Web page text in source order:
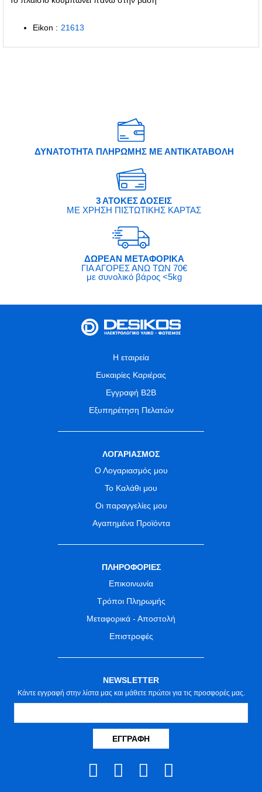
Eikon : 21613
ΔΥΝΑΤΟΤΗΤΑ ΠΛΗΡΩΜΗΣ ΜΕ ΑΝΤΙΚΑΤΑΒΟΛΗ
3 ΑΤΟΚΕΣ ΔΟΣΕΙΣ
ΜΕ ΧΡΗΣΗ ΠΙΣΤΩΤΙΚΗΣ ΚΑΡΤΑΣ
ΔΩΡΕΑΝ ΜΕΤΑΦΟΡΙΚΑ
ΓΙΑ ΑΓΟΡΕΣ ΑΝΩ ΤΩΝ 70€
με συνολικό βάρος <5kg
Η εταιρεία
Ευκαιρίες Καριέρας
Εγγραφή B2B
Εξυπηρέτηση Πελατών
ΛΟΓΑΡΙΑΣΜΟΣ
Ο Λογαριασμός μου
Το Καλάθι μου
Οι παραγγελίες μου
Αγαπημένα Προϊόντα
ΠΛΗΡΟΦΟΡΙΕΣ
Επικοινωνία
Τρόποι Πληρωμής
Μεταφορικά - Αποστολή
Επιστροφές
NEWSLETTER
Κάντε εγγραφή στην λίστα μας και μάθετε πρώτοι για τις προσφορές μας.
ΕΓΓΡΑΦΉ